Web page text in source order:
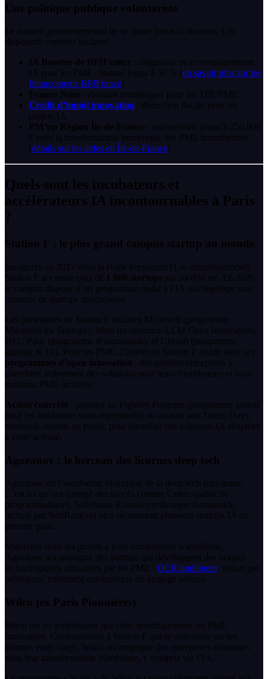
Une politique publique volontariste
Le soutien gouvernemental ne se limite pas aux discours. Les
dispositifs concrets incluent :
IA Booster de BPIFrance : diagnostic et accompagnement
IA pour les PME, financé jusqu’à 50 % (en savoir plus sur les
financements BPIFrance)
France Num : chèques numériques pour les TPE/PME
Crédit d’impôt innovation : déduction fiscale pour les
projets IA
PM’up Région Île-de-France : subventions jusqu’à 250 000
€ pour la transformation numérique des PME franciliennes
(détails sur les aides en Île-de-France)
Quels sont les incubateurs et
accélérateurs IA incontournables à Paris
?
Station F : le plus grand campus startup au monde
Inaugurée en 2017 dans la Halle Freyssinet (13e arrondissement),
Station F accueille plus de 1 000 startups sur 34 000 m². En 2026,
le campus dispose d’un programme dédié à l’IA qui regroupe une
centaine de startups spécialisées.
Les partenaires de Station F incluent Microsoft (programme
Microsoft for Startups), Meta (programme LLM Open Innovation),
HEC Paris (programme d’incubation), et Ubisoft (programme
gaming & IA). Pour les PME, l’intérêt de Station F réside dans ses
programmes d’open innovation : des grandes entreprises y
cherchent activement des solutions pour leurs fournisseurs et sous-
traitants, PME incluses.
Action concrète : postuler au Fighters Program (programme gratuit
pour les fondateurs sous-représentés) ou assister aux Demo Days
mensuels ouverts au public pour identifier des solutions IA adaptées
à votre activité.
Agoranov : le berceau des licornes deep tech
Agoranov est l’incubateur historique de la deep tech parisienne.
C’est ici qu’ont émergé des succès comme Criteo (publicité
programmatique), Aldebaran Robotics (robotique humanoïde,
racheté par SoftBank) et plus récemment plusieurs startups IA de
premier plan.
Spécialisé dans les projets à forte composante scientifique,
Agoranov accompagne des startups qui développent des briques
technologiques utilisables par les PME : OCR intelligent , vision par
ordinateur, traitement automatique du langage naturel.
Wilco (ex Paris Pionnières)
Wilco est un accélérateur qui cible spécifiquement les PME
innovantes. Contrairement à Station F qui se concentre sur les
startups early-stage, Wilco accompagne des entreprises existantes
dans leur transformation numérique, y compris via l’IA.